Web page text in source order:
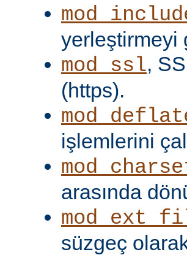
yerleştirmeyi
mod_ssl,
(https).
işlemlerini
arasında
süzgeç olarak